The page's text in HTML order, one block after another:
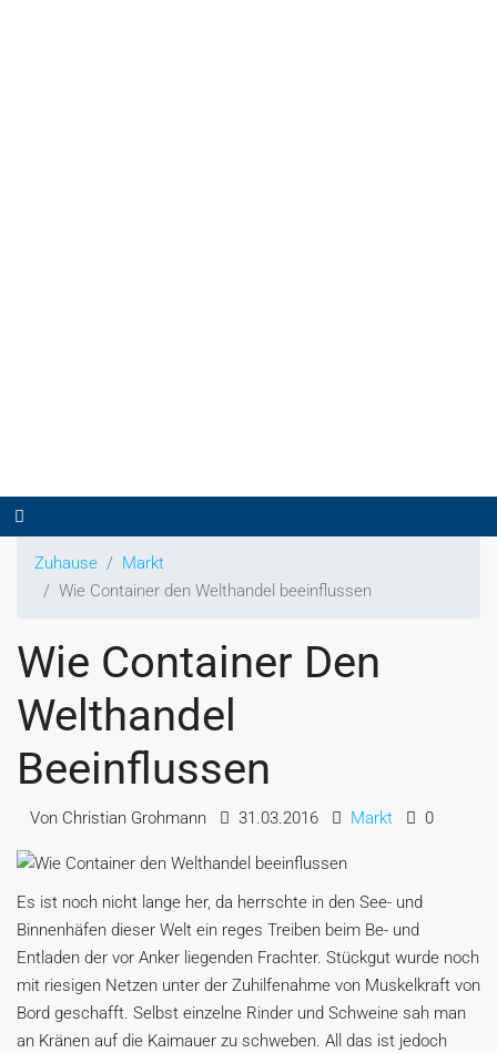
Zuhause
Markt
Wie Container den Welthandel beeinflussen
Wie Container Den
Welthandel
Beeinflussen
Von Christian Grohmann 31.03.2016 Markt 0
Es ist noch nicht lange her, da herrschte in den See- und
Binnenhäfen dieser Welt ein reges Treiben beim Be- und
Entladen der vor Anker liegenden Frachter. Stückgut wurde noch
mit riesigen Netzen unter der Zuhilfenahme von Muskelkraft von
Bord geschafft. Selbst einzelne Rinder und Schweine sah man
an Kränen auf die Kaimauer zu schweben. All das ist jedoch